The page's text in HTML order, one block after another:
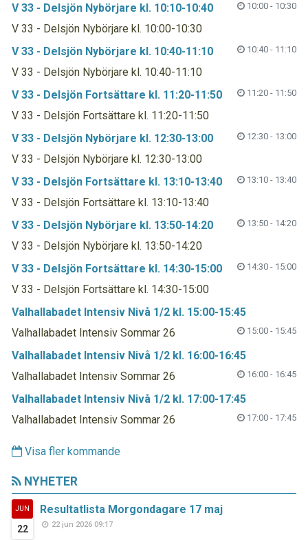
V 33 - Delsjön Nybörjare kl. 10:10-10:40
10:00 - 10:30
V 33 - Delsjön Nybörjare kl. 10:00-10:30
V 33 - Delsjön Nybörjare kl. 10:40-11:10
10:40 - 11:10
V 33 - Delsjön Nybörjare kl. 10:40-11:10
V 33 - Delsjön Fortsättare kl. 11:20-11:50
11:20 - 11:50
V 33 - Delsjön Fortsättare kl. 11:20-11:50
V 33 - Delsjön Nybörjare kl. 12:30-13:00
12:30 - 13:00
V 33 - Delsjön Nybörjare kl. 12:30-13:00
V 33 - Delsjön Fortsättare kl. 13:10-13:40
13:10 - 13:40
V 33 - Delsjön Fortsättare kl. 13:10-13:40
V 33 - Delsjön Nybörjare kl. 13:50-14:20
13:50 - 14:20
V 33 - Delsjön Nybörjare kl. 13:50-14:20
V 33 - Delsjön Fortsättare kl. 14:30-15:00
14:30 - 15:00
V 33 - Delsjön Fortsättare kl. 14:30-15:00
Valhallabadet Intensiv Nivå 1/2 kl. 15:00-15:45
15:00 - 15:45
Valhallabadet Intensiv Sommar 26
Valhallabadet Intensiv Nivå 1/2 kl. 16:00-16:45
16:00 - 16:45
Valhallabadet Intensiv Sommar 26
Valhallabadet Intensiv Nivå 1/2 kl. 17:00-17:45
17:00 - 17:45
Valhallabadet Intensiv Sommar 26
Visa fler kommande
NYHETER
JUN
22
Resultatlista Morgondagare 17 maj
22 jun 2026 09:17